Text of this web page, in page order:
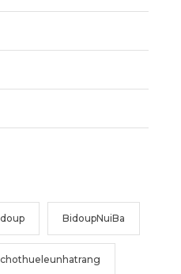
BidoupNuiBa